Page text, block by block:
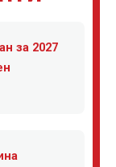
за 2027